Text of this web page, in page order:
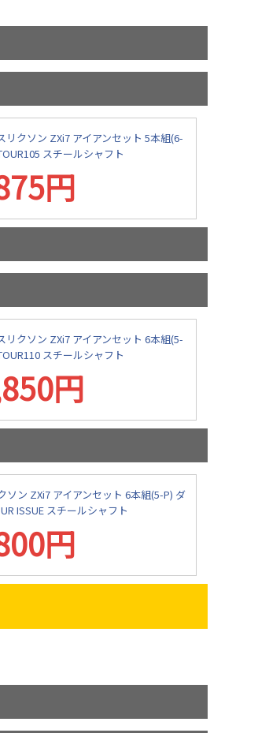
リクソン ZXi7 アイアンセット 5本組(6-
スチールシャフト
円
リクソン ZXi7 アイアンセット 6本組(5-
スチールシャフト
円
ソン ZXi7 アイアンセット 6本組(5-P) ダ
ISSUE スチールシャフト
円